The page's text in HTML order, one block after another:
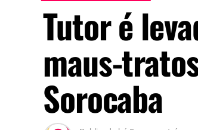
Tutor é
maus-
Sorocaba